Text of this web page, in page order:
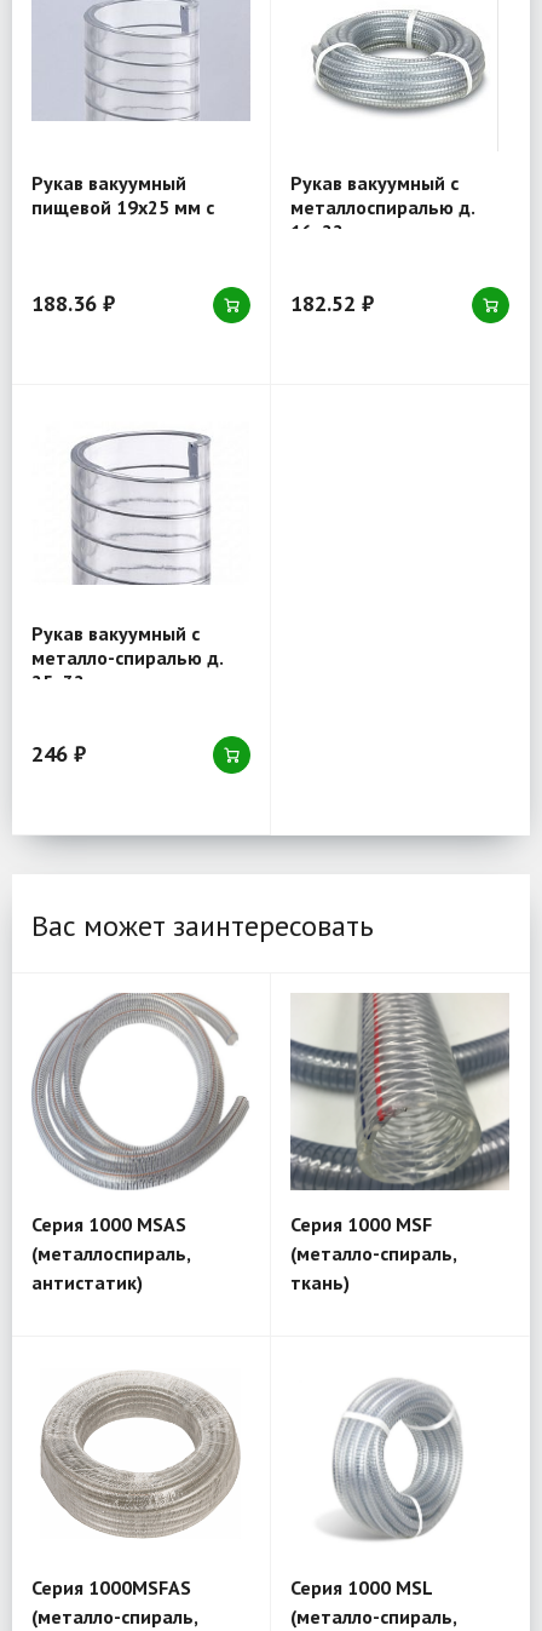
Рукав вакуумный
пищевой 19x25 мм с
188.36 ₽
Рукав вакуумный с
металлоспиралью д.
16x22 мм,
182.52 ₽
Рукав вакуумный с
металло-спиралью д.
25x32 мм,
246 ₽
Вас может заинтересовать
Серия 1000 MSAS
(металлоспираль,
антистатик)
Серия 1000 MSF
(металло-спираль,
ткань)
Серия 1000MSFAS
(металло-спираль,
Серия 1000 MSL
(металло-спираль,